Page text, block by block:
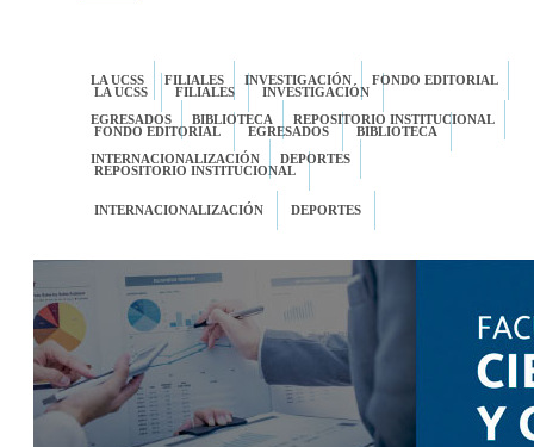
LA UCSS FILIALES INVESTIGACIÓN FONDO EDITORIAL
EGRESADOS BIBLIOTECA REPOSITORIO INSTITUCIONAL
INTERNACIONALIZACIÓN DEPORTES
LA UCSS FILIALES INVESTIGACIÓN
FONDO EDITORIAL EGRESADOS BIBLIOTECA
REPOSITORIO INSTITUCIONAL
INTERNACIONALIZACIÓN DEPORTES